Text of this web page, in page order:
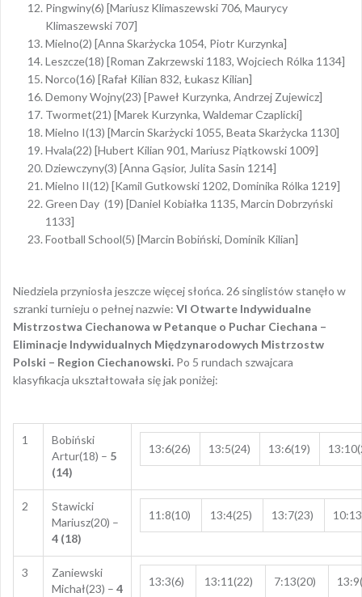
Pingwiny(6) [Mariusz Klimaszewski 706, Maurycy
Klimaszewski 707]
Mielno(2) [Anna Skarżycka 1054, Piotr Kurzynka]
Leszcze(18) [Roman Zakrzewski 1183, Wojciech Rólka 1134]
Norco(16) [Rafał Kilian 832, Łukasz Kilian]
Demony Wojny(23) [Paweł Kurzynka, Andrzej Zujewicz]
Twormet(21) [Marek Kurzynka, Waldemar Czaplicki]
Mielno I(13) [Marcin Skarżycki 1055, Beata Skarżycka 1130]
Hvala(22) [Hubert Kilian 901, Mariusz Piątkowski 1009]
Dziewczyny(3) [Anna Gąsior, Julita Sasin 1214]
Mielno II(12) [Kamil Gutkowski 1202, Dominika Rólka 1219]
Green Day (19) [Daniel Kobiałka 1135, Marcin Dobrzyński
1133]
Football School(5) [Marcin Bobiński, Dominik Kilian]
Niedziela przyniosła jeszcze więcej słońca. 26 singlistów stanęło w
szranki turnieju o pełnej nazwie: VI Otwarte Indywidualne
Mistrzostwa Ciechanowa w Petanque o Puchar Ciechana –
Eliminacje Indywidualnych Międzynarodowych Mistrzostw
Polski – Region Ciechanowski. Po 5 rundach szwajcara
klasyfikacja ukształtowała się jak poniżej:
1
Bobiński
Artur(18) – 5
(14)
13:6(26) 13:5(24) 13:6(19)
2
Stawicki
Mariusz(20) –
4 (18)
11:8(10) 13:4(25) 13:7(23)
3
Zaniewski
Michał(23) – 4
13:3(6) 13:11(22) 7:13(20)